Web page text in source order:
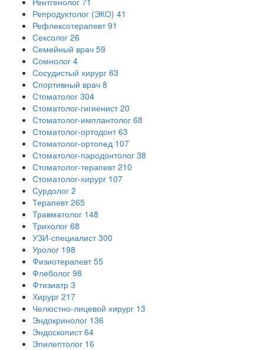
Репродуктолог (ЭКО) 41
Рефлексотерапевт 91
Сексолог 26
Семейный врач 59
Сомнолог 4
Сосудистый хирург 63
Спортивный врач 8
Стоматолог 304
Стоматолог-гигиенист 20
Стоматолог-имплантолог 68
Стоматолог-ортодонт 63
Стоматолог-ортопед 107
Стоматолог-пародонтолог 38
Стоматолог-терапевт 210
Стоматолог-хирург 107
Сурдолог 2
Терапевт 265
Травматолог 148
Трихолог 68
УЗИ-специалист 300
Уролог 198
Физиотерапевт 55
Флеболог 98
Фтизиатр 3
Хирург 217
Челюстно-лицевой хирург 13
Эндокринолог 136
Эндоскопист 64
Эпилептолог 16